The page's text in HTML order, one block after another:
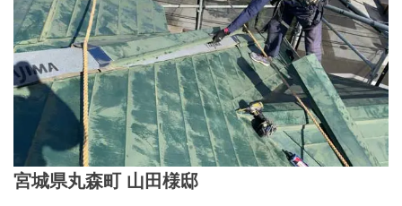
宮城県丸森町 山田様邸